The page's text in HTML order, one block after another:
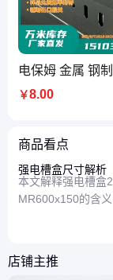
￥8.00
商品看点
强电槽盒尺寸解析
本文解释强电槽盒
MR600x150的含
店铺主推